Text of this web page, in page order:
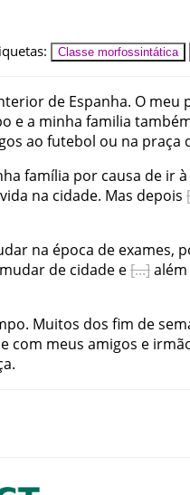
: Classe morfossintática
de Espanha. O meu
ea minha familia
ao futebol ou na praça
família por causa de irà
vida na cidade. Mas depois
na época de exames,
mudar de cidade e além
. Muitos dos fim de
com meus amigos e
.